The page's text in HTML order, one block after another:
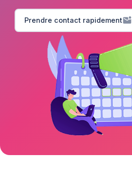
Prendre contact rapidementmark_email_unread